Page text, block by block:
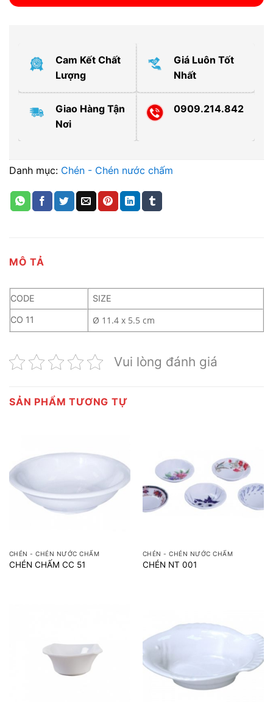
Cam Kết Chất
Lượng
Giá Luôn Tốt
Nhất
Giao Hàng Tận
Nơi
0909.214.842
Danh mục: Chén - Chén nước chấm
MÔ TẢ
CODE SIZE
CO 11 Ø 11.4 x 5.5 cm
Vui lòng đánh giá
SẢN PHẨM TƯƠNG TỰ
CHÉN - CHÉN NƯỚC CHẤM
CHÉN CHẤM CC 51
CHÉN - CHÉN NƯỚC CHẤM
CHÉN NT 001